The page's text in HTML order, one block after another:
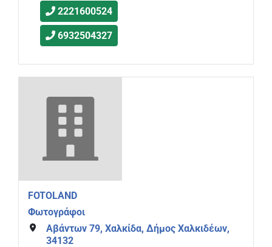
2221600524
6932504327
FOTOLAND
Φωτογράφοι
Αβάντων 79, Χαλκίδα, Δήμος Χαλκιδέων,
34132